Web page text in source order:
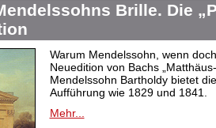
Brille. Die
Warum Mendelssohn, wenn
Neuedition von Bachs
Mendelssohn Bartholdy bietet
Aufführung wie 1829 und 1841.
Mehr...